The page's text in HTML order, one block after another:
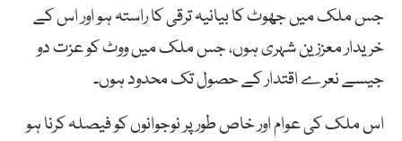
جس ملک میں جھوٹ کا بیانیہ ترقی کا راستہ ہو اور اس کے
خریدار معززین شہری ہوں، جس ملک میں ووٹ کو عزت دو
جیسے نعرے اقتدار کے حصول تک محدود ہوں۔
اس ملک کی عوام اور خاص طور پر نوجوانوں کو فیصلہ کرنا ہو